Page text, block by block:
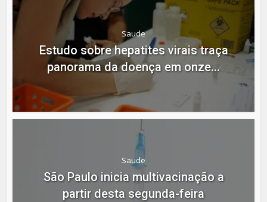
Saude
Estudo sobre hepatites virais traça
panorama da doença em onze...
Saude
São Paulo inicia multivacinação a
partir desta segunda-feira